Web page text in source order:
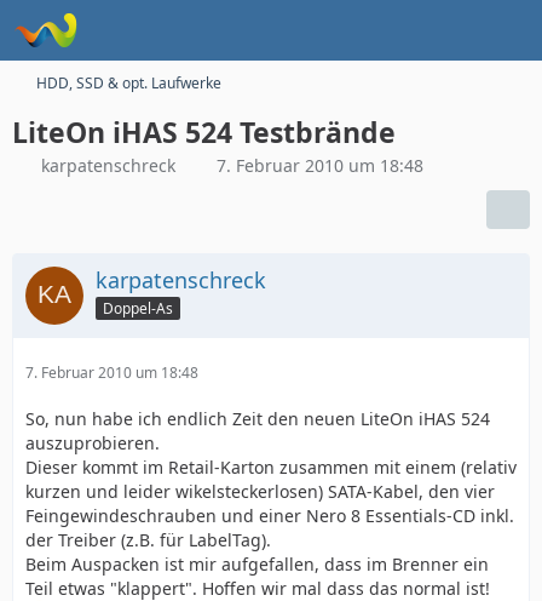
HDD, SSD & opt. Laufwerke
LiteOn iHAS 524 Testbrände
karpatenschreck 7. Februar 2010 um 18:48
karpatenschreck
Doppel-As
7. Februar 2010 um 18:48
So, nun habe ich endlich Zeit den neuen LiteOn iHAS 524
auszuprobieren.
Dieser kommt im Retail-Karton zusammen mit einem (relativ
kurzen und leider wikelsteckerlosen) SATA-Kabel, den vier
Feingewindeschrauben und einer Nero 8 Essentials-CD inkl.
der Treiber (z.B. für LabelTag).
Beim Auspacken ist mir aufgefallen, dass im Brenner ein
Teil etwas "klappert". Hoffen wir mal dass das normal ist!